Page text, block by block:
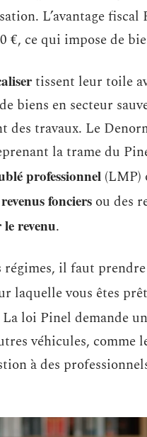
L’avantage
€, ce qui impose de
tissent leur toile
biens en secteur
des travaux. Le
la trame du
professionnel (LMP)
revenus fonciers ou des
revenu.
il faut
laquelle vous êtes
La loi Pinel demande
véhicules,
à des